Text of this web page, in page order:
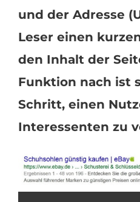
und der Adresse
Leser einen
den Inhalt der
Funktion nach ist
Schritt, einen
Interessenten zu